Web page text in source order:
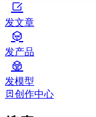
发文章
发产品
发模型
创作中心